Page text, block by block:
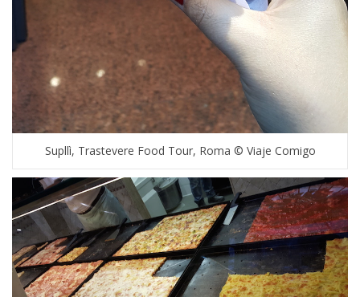
Supllì, Trastevere Food Tour, Roma © Viaje Comigo